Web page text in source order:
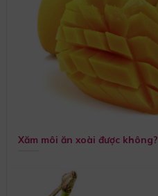
Xăm môi ăn xoài được không?